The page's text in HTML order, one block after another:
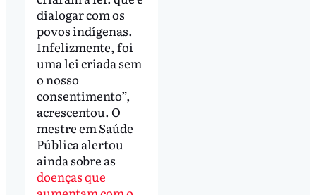
dialogar com os
povos indígenas.
Infelizmente, foi
uma lei criada sem
o nosso
consentimento”,
acrescentou. O
mestre em Saúde
Pública alertou
ainda sobre as
doenças que